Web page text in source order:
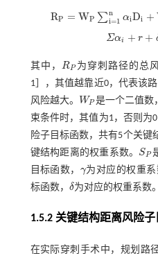
RP = WP ∑n
i=1 αiDi +
RP= WP ∑i=1 nαiDi+ WPγS p+
Σαi + r +
Σαi+r +δ =1
其中， RP
RP 为穿刺路径的总
1］，其值越靠近0，代表该
风险越大。
WP
WP 是一个二值数
束条件时，其值为1，否则为0
险子目标函数，共有5个关键
键结构距离的权重系数。 SP
SP
目标函数， γ
γ为对应的权重
标函数， δ
δ为对应的权重系数。
1.5.2 关键结构距离风险
在实际穿刺手术中，规划路